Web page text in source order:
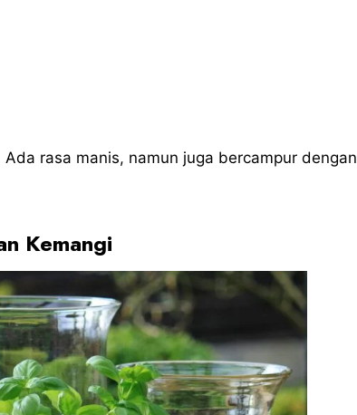
rasa manis, namun juga bercampur dengan
Kemangi